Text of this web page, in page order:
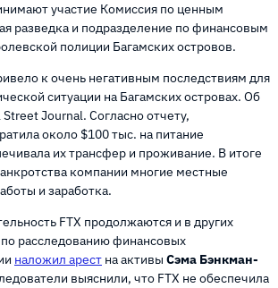
участие Комиссия по ценным
разведка и подразделение по финансовым
полиции Багамских островов.
к очень негативным последствиям для
ситуации на Багамских островах. Об
Street Journal. Согласно отчету,
около $100 тыс. на питание
их трансфер и проживание. В итоге
компании многие местные
и заработка.
FTX продолжаются и в других
по расследованию финансовых
наложил арест на активы Сэма Бэнкман-
выяснили, что FTX не обеспечила